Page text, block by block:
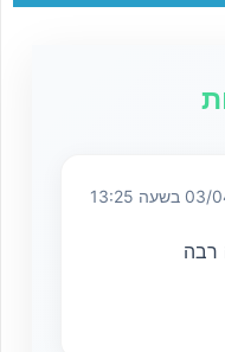
13:25
רבה